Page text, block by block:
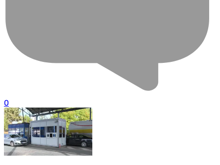
0